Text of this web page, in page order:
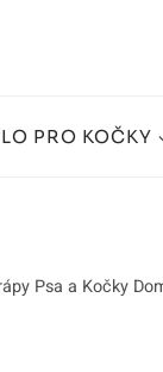
PRO KOČKY
Psa a Kočky